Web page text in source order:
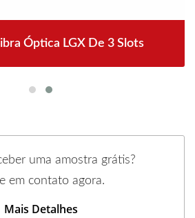
Óptica LGX De 3 Slots
uma amostra grátis?
em contato agora.
Mais Detalhes